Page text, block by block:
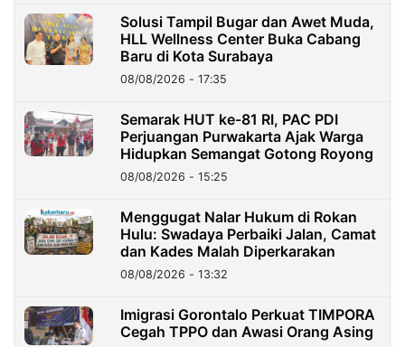
Solusi Tampil Bugar dan Awet Muda,
HLL Wellness Center Buka Cabang
Baru di Kota Surabaya
08/08/2026 - 17:35
Semarak HUT ke-81 RI, PAC PDI
Perjuangan Purwakarta Ajak Warga
Hidupkan Semangat Gotong Royong
08/08/2026 - 15:25
Menggugat Nalar Hukum di Rokan
Hulu: Swadaya Perbaiki Jalan, Camat
dan Kades Malah Diperkarakan
08/08/2026 - 13:32
Imigrasi Gorontalo Perkuat TIMPORA
Cegah TPPO dan Awasi Orang Asing